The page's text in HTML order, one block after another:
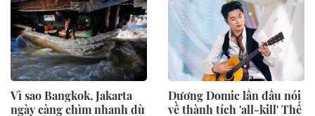
Vì sao Bangkok, Jakarta
ngày càng chìm nhanh dù
Dương Domic lần đầu nói
về thành tích 'all-kill' Thế